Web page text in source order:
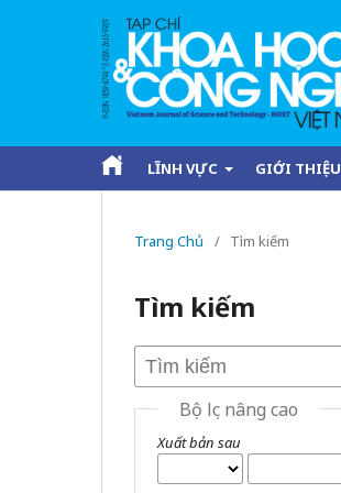
LĨNH VỰC GIỚI THIỆU
Trang Chủ / Tìm kiếm
Tìm kiếm
Bộ lọc nâng cao
Xuất bản sau